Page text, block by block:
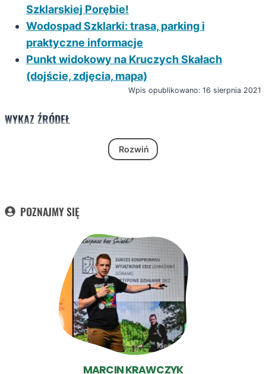
Szklarskiej Porębie!
Wodospad Szklarki: trasa, parking i
praktyczne informacje
Punkt widokowy na Kruczych Skałach
(dojście, zdjęcia, mapa)
Wpis opublikowano: 16 sierpnia 2021
WYKAZ ŹRÓDEŁ
Rozwiń
POZNAJMY SIĘ
MARCIN KRAWCZYK